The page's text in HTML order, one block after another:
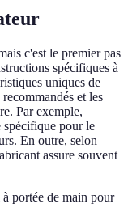
c'est le premier pas
spécifiques à
uniques de
et les
Par exemple,
spécifique pour le
En outre, selon
assure souvent
portée de main pour